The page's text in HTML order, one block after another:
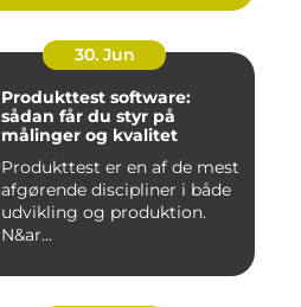
30. Jun
Produkttest software:
sådan får du styr på
målinger og kvalitet
Produkttest er en af de mest
afgørende discipliner i både
udvikling og produktion.
N&ar...